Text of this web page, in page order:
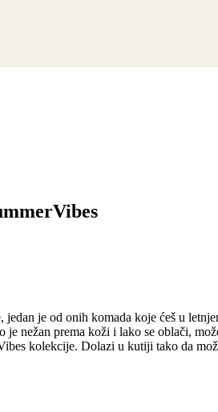
jedan je od onih komada koje ćeš u
je nežan prema koži i lako se oblači,
kolekcije. Dolazi u kutiji tako da